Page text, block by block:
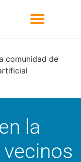
comunidad de
la